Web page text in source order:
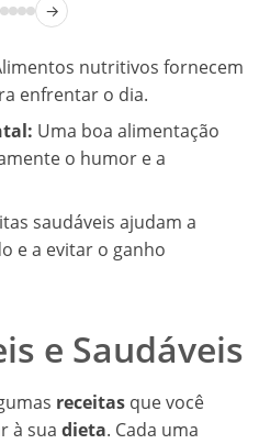
→
nutritivos fornecem
enfrentar o dia.
Uma boa alimentação
o humor e a
saudáveis ajudam a
e a evitar o ganho
e Saudáveis
receitas que você
à sua dieta. Cada uma